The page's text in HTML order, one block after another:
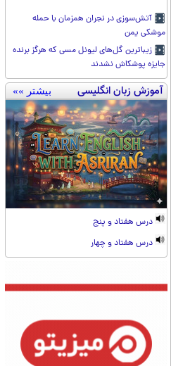
آتش‌سوزی در نجران همزمان با حمله
موشکی یمن
زیباترین گل‌های لیونل مسی که هرگز برنده
جایزه پوشکاش نشدند
آموزش زبان انگلیسی بیشتر »»
درس هفتاد و پنج
درس هفتاد و چهار